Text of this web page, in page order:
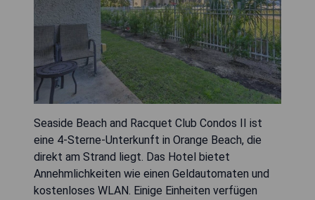
Seaside Beach and Racquet Club Condos II ist
eine 4-Sterne-Unterkunft in Orange Beach, die
direkt am Strand liegt. Das Hotel bietet
Annehmlichkeiten wie einen Geldautomaten und
kostenloses WLAN. Einige Einheiten verfügen